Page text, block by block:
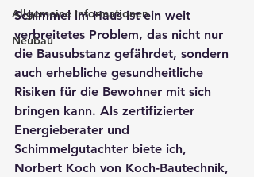
Allgemeine Informationen
Neubau
Schimmel im Haus ist ein weit
verbreitetes Problem, das nicht nur
die Bausubstanz gefährdet, sondern
auch erhebliche gesundheitliche
Risiken für die Bewohner mit sich
bringen kann. Als zertifizierter
Energieberater und
Schimmelgutachter biete ich,
Norbert Koch von Koch-Bautechnik,